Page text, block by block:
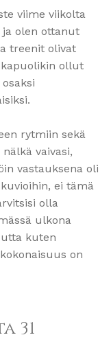
viime viikolta
olen ottanut
treenit olivat
ollut
rytmiin sekä
vaivasi,
vastauksena oli
ei tämä
olla
ulkona
kuten
on
31